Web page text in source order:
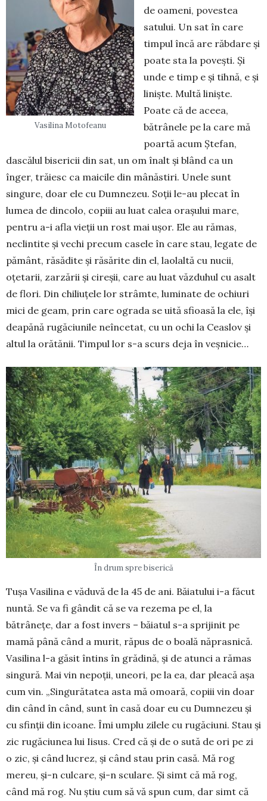
Vasilina Motofeanu
de oameni, povestea
satului. Un sat în care
timpul încă are răbdare și
poate sta la povești. Și
unde e timp e și tihnă, e și
liniște. Multă liniște.
Poate că de aceea,
bătrânele pe la care mă
poartă acum Ștefan,
dascălul bisericii din sat, un om înalt și blând ca un
înger, trăiesc ca maicile din mânăstiri. Unele sunt
singure, doar ele cu Dumnezeu. Soții le-au plecat în
lumea de dincolo, copiii au luat calea orașului mare,
pentru a-i afla vieții un rost mai ușor. Ele au rămas,
neclintite și vechi precum casele în care stau, legate de
pământ, răsădite și răsărite din el, laolaltă cu nucii,
oțetarii, zarzării și cireșii, care au luat văzduhul cu asalt
de flori. Din chiliuțele lor strâmte, luminate de ochiuri
mici de geam, prin care ograda se uită sfioasă la ele, își
deapănă rugăciunile neîncetat, cu un ochi la Ceaslov și
altul la orătănii. Timpul lor s-a scurs deja în ­veșnicie…
În drum spre biserică
Tușa Vasilina e văduvă de la 45 de ani. Băiatului i-a făcut
nuntă. Se va fi gândit că se va rezema pe el, la
bătrânețe, dar a fost invers – băiatul s-a sprijinit pe
mamă până când a murit, răpus de o boală năprasnică.
Vasilina l-a găsit întins în grădină, și de atunci a rămas
singură. Mai vin nepoții, uneori, pe la ea, dar pleacă așa
cum vin. „Singurătatea asta mă omoară, copiii vin doar
din când în când, sunt în casă doar eu cu Dumnezeu și
cu sfinții din icoane. Îmi umplu zilele cu rugăciuni. Stau și
zic rugăciunea lui Iisus. Cred că și de o sută de ori pe zi
o zic, și când lucrez, și când stau prin casă. Mă rog
mereu, și-n culcare, și-n sculare. Și simt că mă rog,
când mă rog. Nu știu cum să vă spun cum, dar simt că